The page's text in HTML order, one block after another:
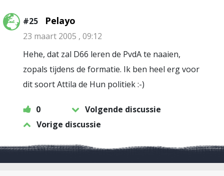
#25 Pelayo
23 maart 2005 , 09:12
Hehe, dat zal D66 leren de PvdA te naaien,
zopals tijdens de formatie. Ik ben heel erg voor
dit soort Attila de Hun politiek :-)
0
Volgende discussie
Vorige discussie